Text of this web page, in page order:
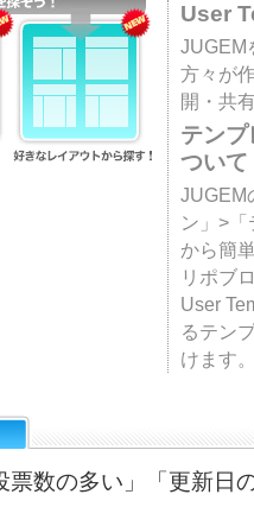
User
JUGEM
方々が
開・共
テン
ついて
JUGEM
ン」>
から簡
リポブ
User
るテン
けます
票数の多い」「更新日